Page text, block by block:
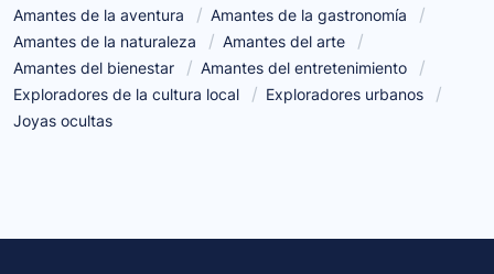
Amantes de la aventura
Amantes de la gastronomía
Amantes de la naturaleza
Amantes del arte
Amantes del bienestar
Amantes del entretenimiento
Exploradores de la cultura local
Exploradores urbanos
Joyas ocultas